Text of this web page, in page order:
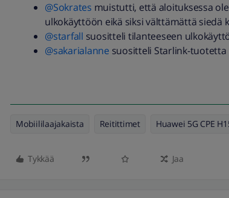
@Sokrates muistutti, että aloituksessa
ulkokäyttöön eikä siksi välttämättä siedä
@starfall suositteli tilanteeseen
@sakarialanne suositteli Starlink-tuotetta
Mobiililaajakaista Reitittimet Huawei 5G CPE
Tykkää Jaa